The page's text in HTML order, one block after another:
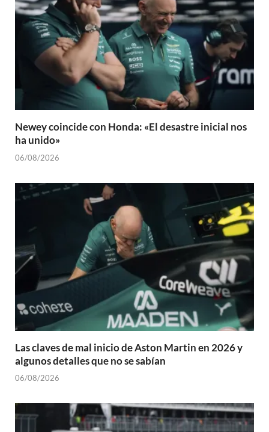
Newey coincide con Honda: «El desastre inicial nos
ha unido»
06/08/2026
Las claves de mal inicio de Aston Martin en 2026 y
algunos detalles que no se sabían
06/08/2026